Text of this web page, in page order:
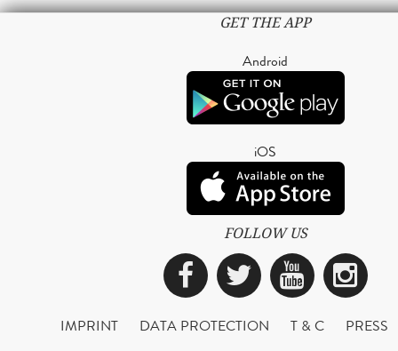
GET THE APP
Android
iOS
FOLLOW US
Facebook
Twitter
IMPRINT DATA PROTECTION T & C
PRESS